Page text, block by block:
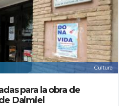
Cultura
para la obra de
Daimiel